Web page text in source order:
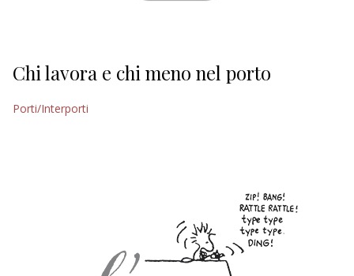
Chi lavora e chi meno nel porto
Porti/Interporti